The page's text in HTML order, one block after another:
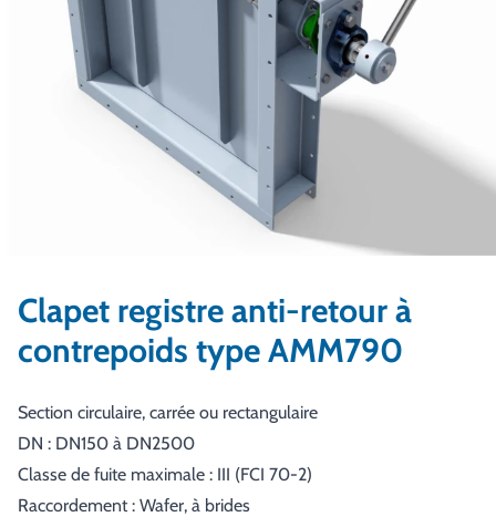
Clapet registre anti-retour à
contrepoids type AMM790
Section circulaire, carrée ou rectangulaire
DN : DN150 à DN2500
Classe de fuite maximale : III (FCI 70-2)
Raccordement : Wafer, à brides